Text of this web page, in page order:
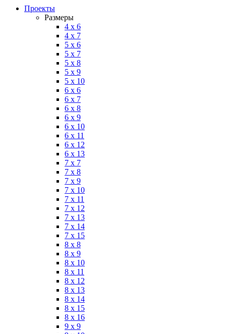
Проекты
Размеры
4 x 6
4 x 7
5 x 6
5 x 7
5 x 8
5 x 9
5 x 10
6 x 6
6 x 7
6 x 8
6 x 9
6 x 10
6 x 11
6 x 12
6 x 13
7 x 7
7 x 8
7 x 9
7 x 10
7 x 11
7 x 12
7 x 13
7 x 14
7 x 15
8 x 8
8 x 9
8 x 10
8 x 11
8 x 12
8 x 13
8 x 14
8 x 15
8 x 16
9 x 9